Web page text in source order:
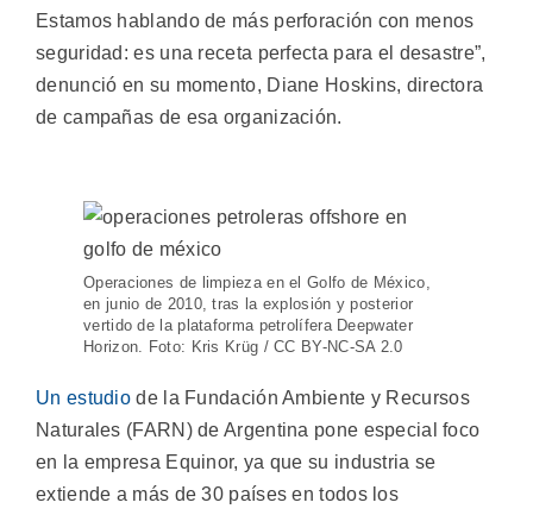
Estamos hablando de más perforación con menos
seguridad: es una receta perfecta para el desastre”,
denunció en su momento, Diane Hoskins, directora
de campañas de esa organización.
Operaciones de limpieza en el Golfo de México,
en junio de 2010, tras la explosión y posterior
vertido de la plataforma petrolífera Deepwater
Horizon. Foto: Kris Krüg / CC BY-NC-SA 2.0
Un estudio de la Fundación Ambiente y Recursos
Naturales (FARN) de Argentina pone especial foco
en la empresa Equinor, ya que su industria se
extiende a más de 30 países en todos los